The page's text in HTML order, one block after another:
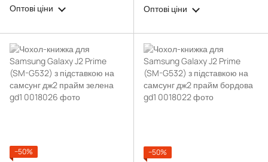
Оптові ціни Оптові ціни
−50%
−50%